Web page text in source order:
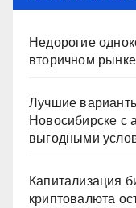
Недорогие
вторичном
Лучшие
Новосибирске с
выгодными
Капитализация
криптовалюта